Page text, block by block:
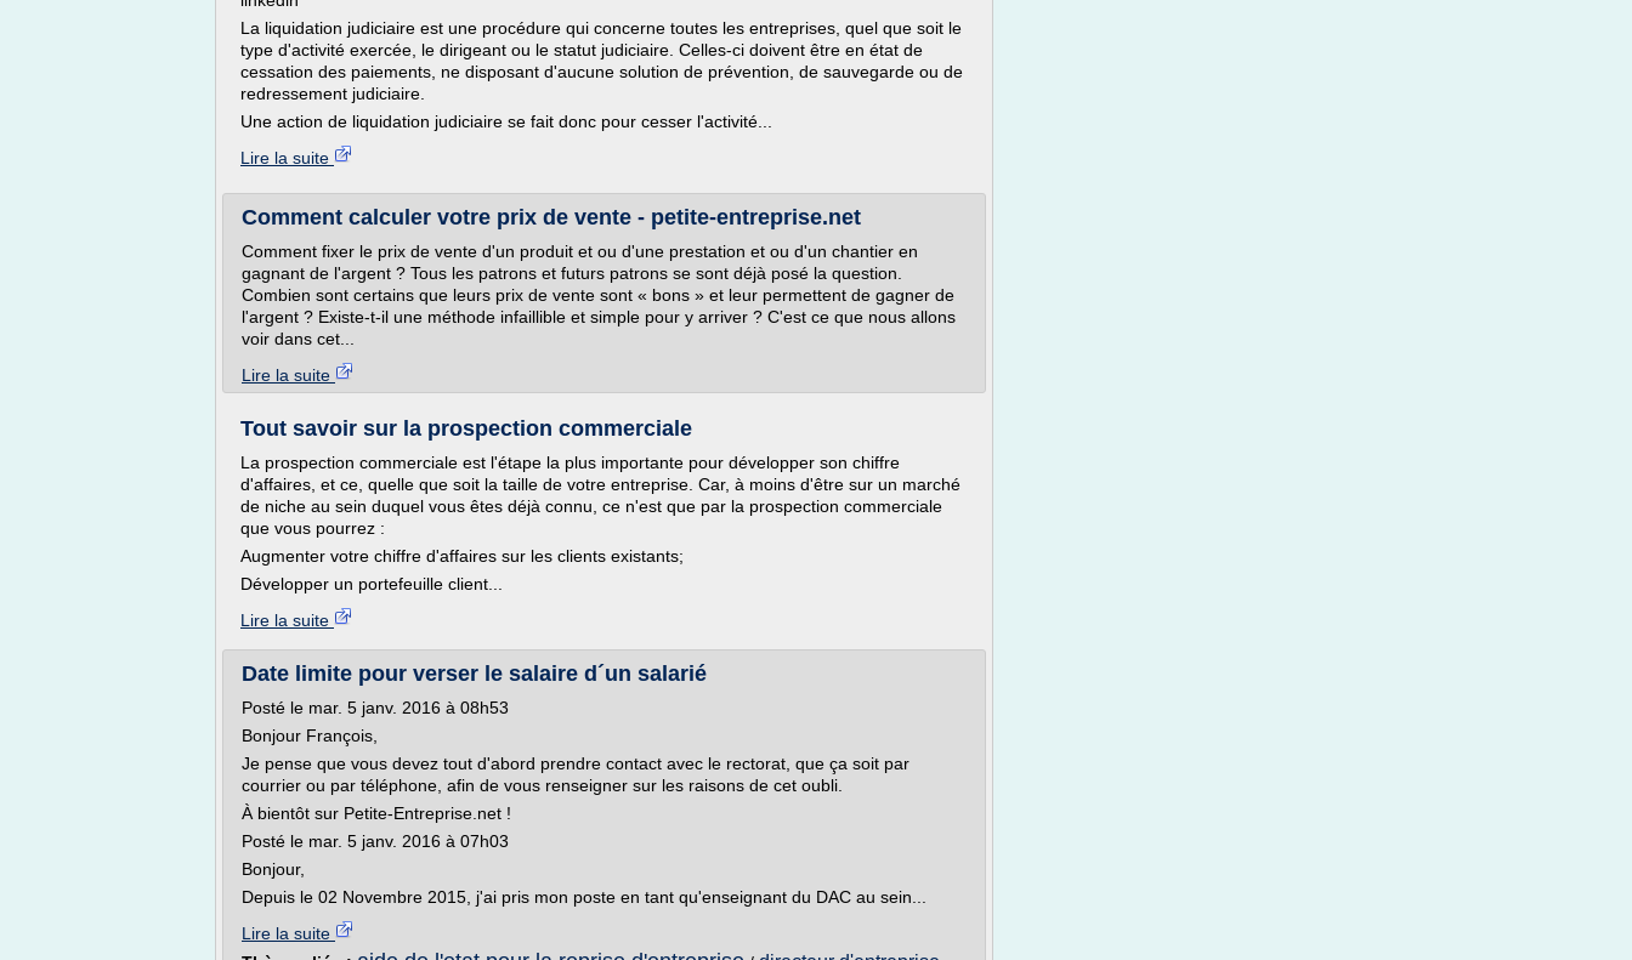
La liquidation judiciaire est une procédure qui concerne toutes les entreprises, quel que soit le
type d'activité exercée, le dirigeant ou le statut judiciaire. Celles-ci doivent être en état de
cessation des paiements, ne disposant d'aucune solution de prévention, de sauvegarde ou de
redressement judiciaire.
Une action de liquidation judiciaire se fait donc pour cesser l'activité...
Lire la suite
Comment calculer votre prix de vente - petite-entreprise.net
Comment fixer le prix de vente d'un produit et ou d'une prestation et ou d'un chantier en
gagnant de l'argent ? Tous les patrons et futurs patrons se sont déjà posé la question.
Combien sont certains que leurs prix de vente sont « bons » et leur permettent de gagner de
l'argent ? Existe-t-il une méthode infaillible et simple pour y arriver ? C'est ce que nous allons
voir dans cet...
Lire la suite
Tout savoir sur la prospection commerciale
La prospection commerciale est l'étape la plus importante pour développer son chiffre
d'affaires, et ce, quelle que soit la taille de votre entreprise. Car, à moins d'être sur un marché
de niche au sein duquel vous êtes déjà connu, ce n'est que par la prospection commerciale
que vous pourrez :
Augmenter votre chiffre d'affaires sur les clients existants;
Développer un portefeuille client...
Lire la suite
Date limite pour verser le salaire d´un salarié
Posté le mar. 5 janv. 2016 à 08h53
Bonjour François,
Je pense que vous devez tout d'abord prendre contact avec le rectorat, que ça soit par
courrier ou par téléphone, afin de vous renseigner sur les raisons de cet oubli.
À bientôt sur Petite-Entreprise.net !
Posté le mar. 5 janv. 2016 à 07h03
Bonjour,
Depuis le 02 Novembre 2015, j'ai pris mon poste en tant qu'enseignant du DAC au sein...
Lire la suite